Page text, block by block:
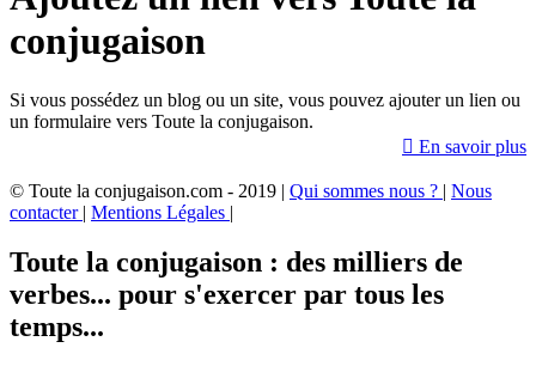
conjugaison
Si vous possédez un blog ou un site, vous pouvez ajouter un lien ou
un formulaire vers Toute la conjugaison.
 En savoir plus
© Toute la conjugaison.com - 2019 | Qui sommes nous ? | Nous
contacter | Mentions Légales |
Toute la conjugaison : des milliers de
verbes... pour s'exercer par tous les
temps...